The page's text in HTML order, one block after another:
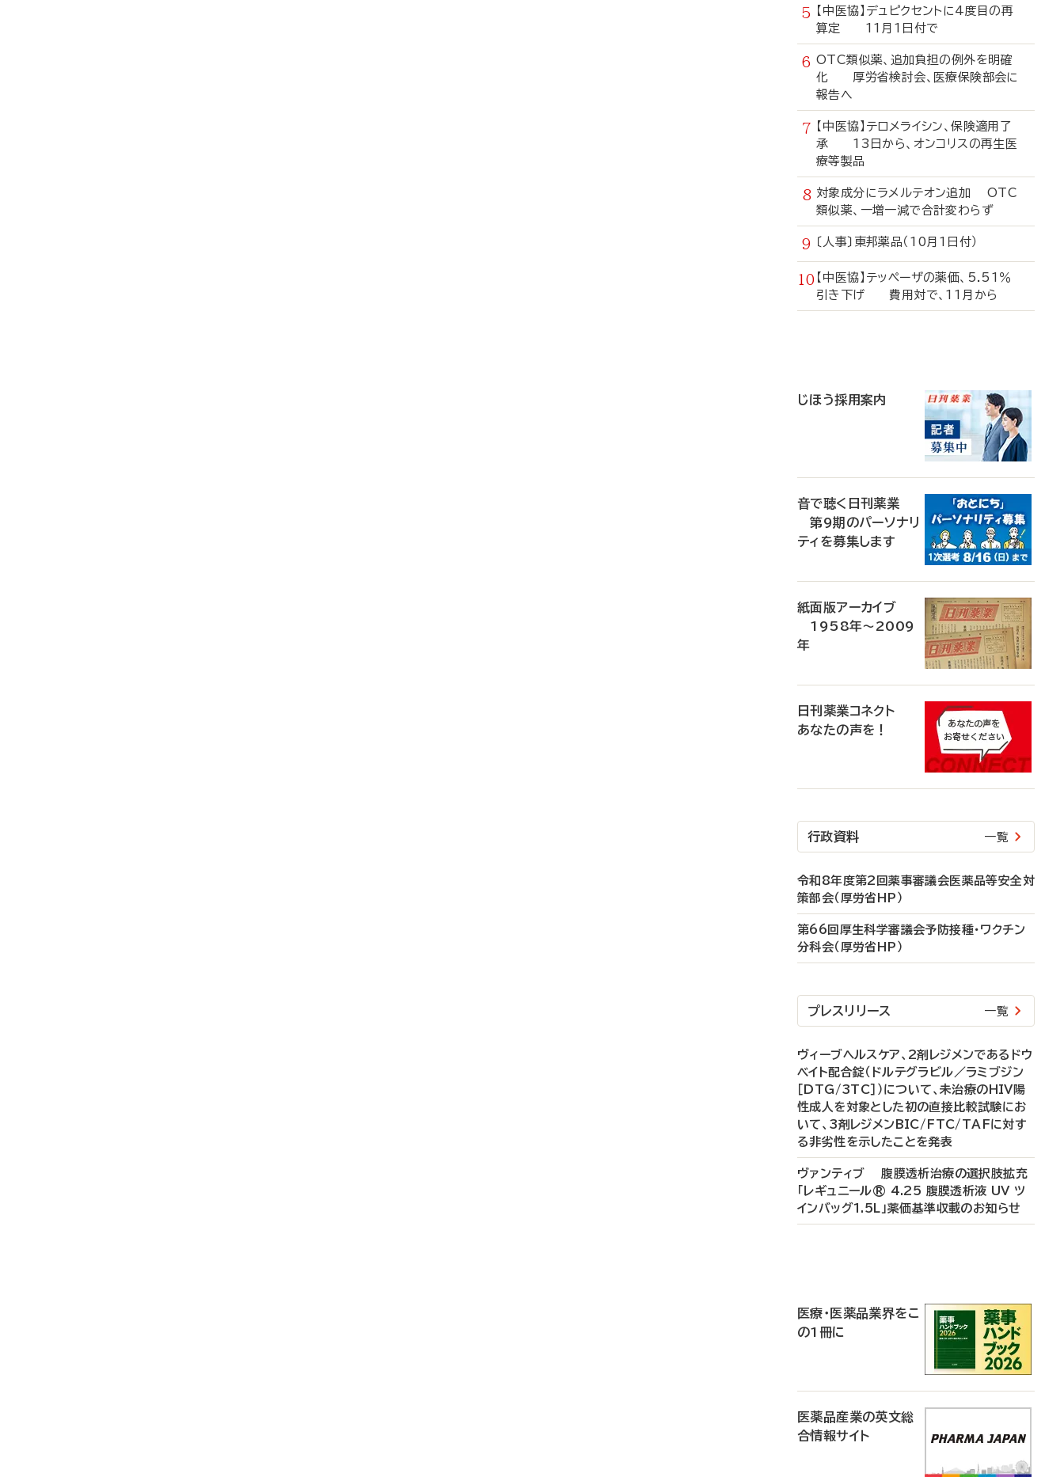
【中医協】デュピクセントに4度目の再
算定 11月1日付で
OTC類似薬、追加負担の例外を明確
化 厚労省検討会、医療保険部会に
報告へ
【中医協】テロメライシン、保険適用了
承 13日から、オンコリスの再生医
療等製品
対象成分にラメルテオン追加 OTC
類似薬、一増一減で合計変わらず
〔人事〕東邦薬品（10月1日付）
【中医協】テッペーザの薬価、5.51％
引き下げ 費用対で、11月から
じほう採用案内
音で聴く日刊薬業
第9期のパーソナリ
ティを募集します
紙面版アーカイブ
1958年～2009
年
日刊薬業コネクト
あなたの声を！
行政資料 一覧
令和8年度第2回薬事審議会医薬品等安全対
策部会（厚労省HP）
第66回厚生科学審議会予防接種・ワクチン
分科会（厚労省HP）
プレスリリース 一覧
ヴィーブヘルスケア、2剤レジメンであるドウ
ベイト配合錠（ドルテグラビル／ラミブジン
［DTG/3TC］）について、未治療のHIV陽
性成人を対象とした初の直接比較試験にお
いて、3剤レジメンBIC/FTC/TAFに対す
る非劣性を示したことを発表
ヴァンティブ 腹膜透析治療の選択肢拡充
「レギュニール® 4.25 腹膜透析液 UV ツ
インバッグ1.5L」薬価基準収載のお知らせ
医療・医薬品業界をこ
の1冊に
医薬品産業の英文総
合情報サイト